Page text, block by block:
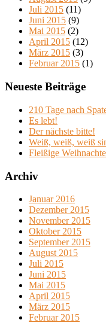
Juli 2015 (11)
Juni 2015 (9)
Mai 2015 (2)
April 2015 (12)
März 2015 (3)
Februar 2015 (1)
Neueste Beiträge
210 Tage nach
Es lebt!
Der nächste bitte!
Weiß, weiß, weiß
Fleißige
Archiv
Januar 2016
Dezember 2015
November 2015
Oktober 2015
September 2015
August 2015
Juli 2015
Juni 2015
Mai 2015
April 2015
März 2015
Februar 2015